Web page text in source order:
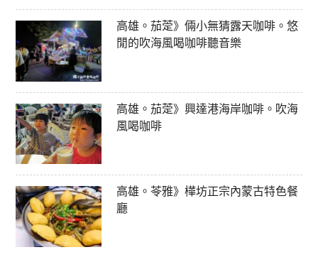
高雄。茄萣》倆小無猜露天咖啡。悠
閒的吹海風喝咖啡聽音樂
高雄。茄萣》興達港海岸咖啡。吹海
風喝咖啡
高雄。苓雅》樺坊正宗內蒙古特色餐
廳